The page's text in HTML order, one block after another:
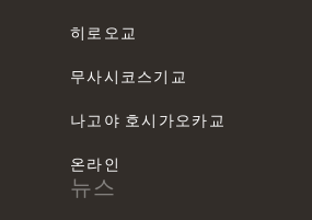
히로오교
무사시코스기교
나고야 호시가오카교
온라인
뉴스